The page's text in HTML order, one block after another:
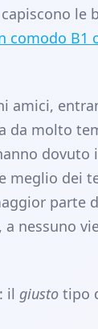
capiscono
comodo B1
amici,
da molto
dovuto
meglio dei
parte
nessuno
il giusto tipo